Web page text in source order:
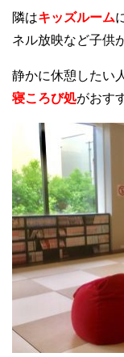
隣はキッズルーム
ネル放映など子供
静かに休憩したい
寝ころび処がおす